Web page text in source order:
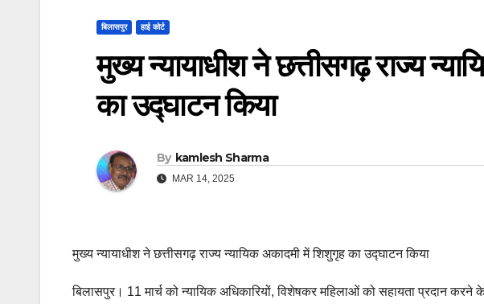
बिलासपुर हाई कोर्ट
मुख्य न्यायाधीश ने छत्तीसगढ़ राज्य
का उद्घाटन किया
By kamlesh Sharma
MAR 14, 2025
मुख्य न्यायाधीश ने छत्तीसगढ़ राज्य न्यायिक अकादमी में शिशुगृह का उद्घाटन किया
बिलासपुर। 11 मार्च को न्यायिक अधिकारियों, विशेषकर महिलाओं को सहायता प्रदान करने